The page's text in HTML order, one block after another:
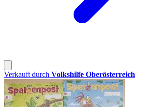
Verkauft durch Volkshilfe Oberösterreich